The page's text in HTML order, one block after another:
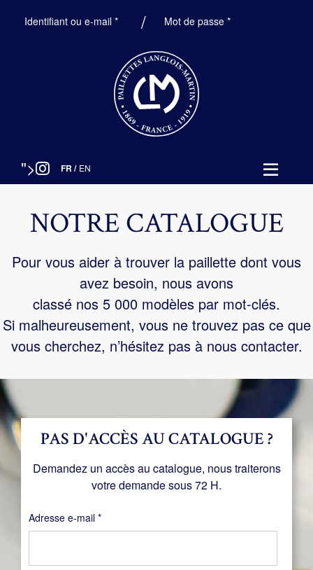
Identifiant ou e-mail *ObligatoireMot de passe*Obligatoire
"> FR / EN
NOTRE CATALOGUE
Pour vous aider à trouver la paillette dont vous
avez besoin, nous avons
classé nos 5 000 modèles par mot-clés.
Si malheureusement, vous ne trouvez pas ce que
vous cherchez, n’hésitez pas à nous contacter.
PAS D'ACCÈS AU CATALOGUE ?
Demandez un accès au catalogue, nous traiterons
votre demande sous 72 H.
Adresse e-mail *Obligatoire